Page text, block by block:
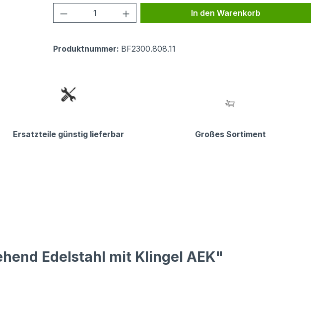
Produkt Anzahl: Gib den gewünschten Wert
In den Warenkorb
Produktnummer: BF2300.808.11
Ersatzteile günstig lieferbar Großes Sortiment
Edelstahl mit Klingel AEK"